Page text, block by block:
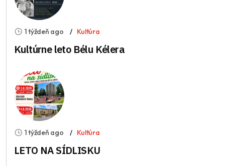
1 týždeň ago Kultúra
Kultúrne leto Bélu Kélera
1 týždeň ago Kultúra
LETO NA SÍDLISKU